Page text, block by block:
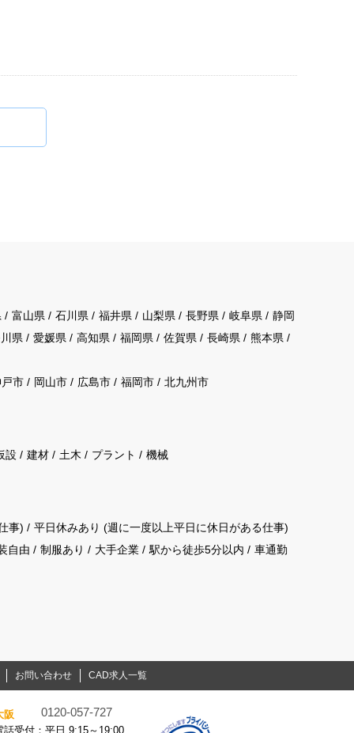
富山県 石川県 福井県 山梨県 長野県 岐阜県
静岡
県
愛媛県 高知県 福岡県 佐賀県 長崎県 熊本県
市 岡山市 広島市 福岡市 北九州市
設 建材 土木 プラント 機械
事)
平日休みあり (週に一度以上平日に休日がある仕事)
自由
制服あり 大手企業 駅から徒歩5分以内 車通勤
お問い合わせ CAD求人一覧
阪 0120-057-727
話受付：平日 9:15～19:00